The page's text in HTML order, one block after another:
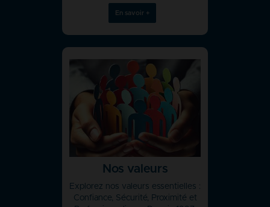
En savoir +
Nos valeurs
Explorez nos valeurs essentielles :
Confiance, Sécurité, Proximité et